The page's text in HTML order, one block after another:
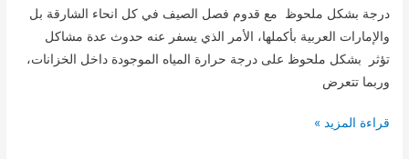
درجة بشكل ملحوظ مع قدوم فصل الصيف في كل انحاء الشارقة بل
والإمارات العربية بأكملها، الأمر الذي يسفر عنه حدوث عدة مشاكل
تؤثر بشكل ملحوظ على درجة حرارة المياه الموجودة داخل الخزانات،
وربما تتعرض
صيانة
قراءة المزيد »